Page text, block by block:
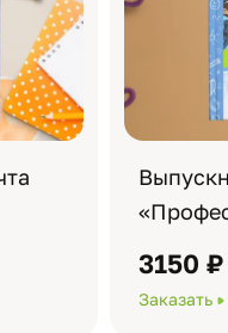
3150 ₽
Заказать